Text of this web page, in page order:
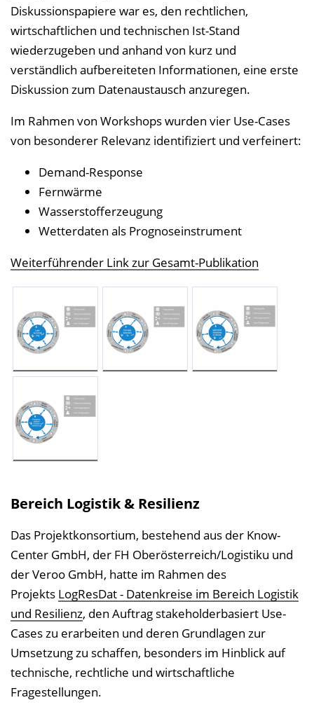
Diskussionspapiere war es, den rechtlichen,
wirtschaftlichen und technischen Ist-Stand
wiederzugeben und anhand von kurz und
verständlich aufbereiteten Informationen, eine erste
Diskussion zum Datenaustausch anzuregen.
Im Rahmen von Workshops wurden vier Use-Cases
von besonderer Relevanz identifiziert und verfeinert:
Demand-Response
Fernwärme
Wasserstofferzeugung
Wetterdaten als Prognoseinstrument
Weiterführender Link zur Gesamt-Publikation
Bereich Logistik & Resilienz
Das Projektkonsortium, bestehend aus der Know-
Center GmbH, der FH Oberösterreich/Logistiku und
der Veroo GmbH, hatte im Rahmen des
Projekts LogResDat - Datenkreise im Bereich Logistik
und Resilienz, den Auftrag stakeholderbasiert Use-
Cases zu erarbeiten und deren Grundlagen zur
Umsetzung zu schaffen, besonders im Hinblick auf
technische, rechtliche und wirtschaftliche
Fragestellungen.